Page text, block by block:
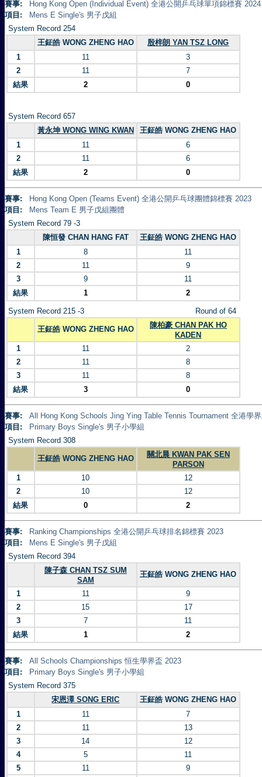
賽事:
Hong Kong Open (Individual Event) 全港公開乒乓球單項錦標賽 2024
項目:
Mens E Single's 男子戊組
System Record 254
王鉦皓 WONG ZHENG HAO
殷梓朗 YAN TSZ LONG
1
11
3
2
11
7
結果
2 0
System Record 657
黃永坤 WONG WING KWAN
王鉦皓 WONG ZHENG HAO
1
11
6
2
11
6
結果
2 0
賽事:
Hong Kong Open (Teams Event) 全港公開乒乓球團體錦標賽 2023
項目:
Mens Team E 男子戊組團體
System Record 79 -3
陳恒發 CHAN HANG FAT
王鉦皓 WONG ZHENG HAO
1
8
11
2
11
9
3
9
11
結果
1 2
System Record 215 -3 Round of 64
王鉦皓 WONG ZHENG HAO
陳柏豪 CHAN PAK HO
KADEN
1
11
2
2
11
8
3
11
8
結果
3 0
賽事:
All Hong Kong Schools Jing Ying Table Tennis Tournament 全港學
項目:
Primary Boys Single's 男子小學組
System Record 308
王鉦皓 WONG ZHENG HAO
關北晨 KWAN PAK SEN
PARSON
1
10
12
2
10
12
結果
0 2
賽事:
Ranking Championships 全港公開乒乓球排名錦標賽 2023
項目:
Mens E Single's 男子戊組
System Record 394
陳子森 CHAN TSZ SUM
SAM
王鉦皓 WONG ZHENG HAO
1 11
9
2
15
17
3
7
11
結果
1 2
賽事:
All Schools Championships 恒生學界盃 2023
項目:
Primary Boys Single's 男子小學組
System Record 375
宋恩澤 SONG ERIC
王鉦皓 WONG ZHENG HAO
1
11
7
2
11
13
3
14
12
4
5
11
5
11
9